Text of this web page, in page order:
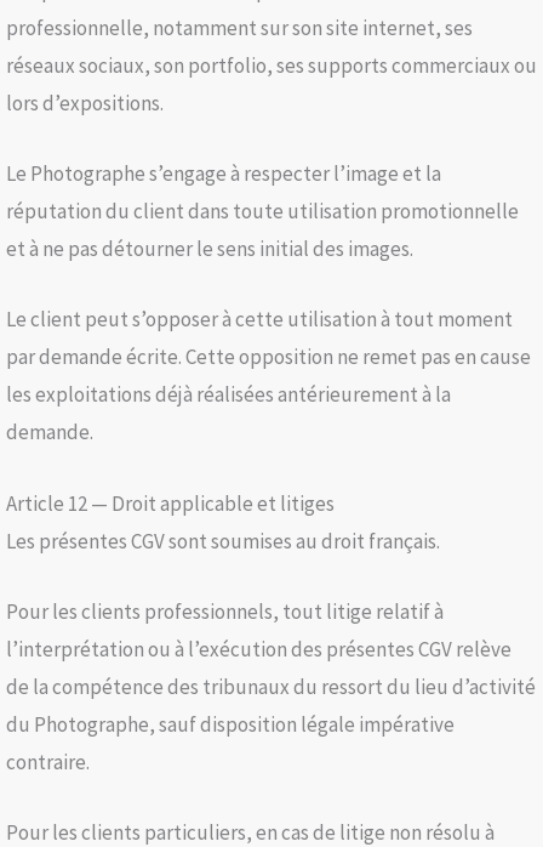
professionnelle, notamment sur son site internet, ses
réseaux sociaux, son portfolio, ses supports commerciaux ou
lors d’expositions.
Le Photographe s’engage à respecter l’image et la
réputation du client dans toute utilisation promotionnelle
et à ne pas détourner le sens initial des images.
Le client peut s’opposer à cette utilisation à tout moment
par demande écrite. Cette opposition ne remet pas en cause
les exploitations déjà réalisées antérieurement à la
demande.
Article 12 — Droit applicable et litiges
Les présentes CGV sont soumises au droit français.
Pour les clients professionnels, tout litige relatif à
l’interprétation ou à l’exécution des présentes CGV relève
de la compétence des tribunaux du ressort du lieu d’activité
du Photographe, sauf disposition légale impérative
contraire.
Pour les clients particuliers, en cas de litige non résolu à